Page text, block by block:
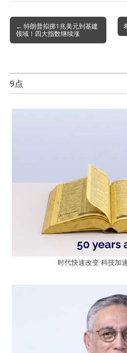
Post
navigation
← 特朗普拟掷1兆美元到基建
领域！四大指数继续涨
9点
时代快速改变 科技加